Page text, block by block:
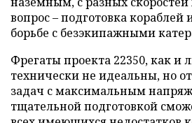
вопрос – подготовка кораблей
борьбе с безэкипажными
Фрегаты проекта 22350, как и
технически не идеальны, но
задач с максимальным
тщательной подготовкой